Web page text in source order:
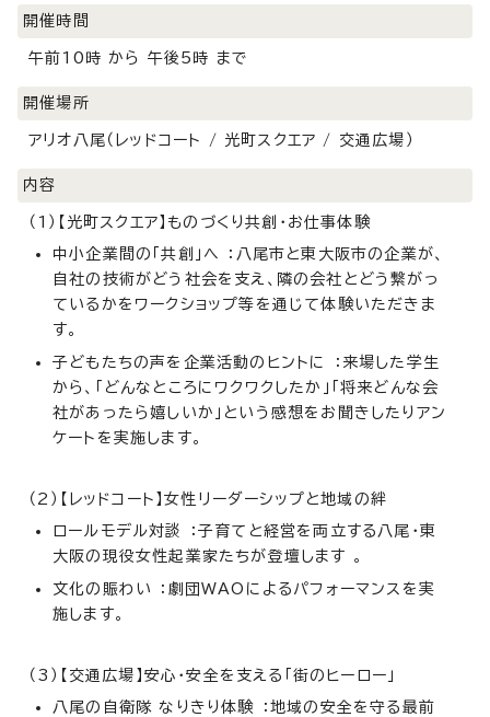
開催時間
午前10時 から 午後5時 まで
開催場所
アリオ八尾（レッドコート / 光町スクエア / 交通広場）
内容
（1）【光町スクエア】ものづくり共創・お仕事体験
中小企業間の「共創」へ ：八尾市と東大阪市の企業が、
自社の技術がどう社会を支え、隣の会社とどう繋がっ
ているかをワークショップ等を通じて体験いただきま
す。
子どもたちの声を企業活動のヒントに ：来場した学生
から、「どんなところにワクワクしたか」「将来どんな会
社があったら嬉しいか」という感想をお聞きしたりアン
ケートを実施します。
（2）【レッドコート】女性リーダーシップと地域の絆
ロールモデル対談 ：子育てと経営を両立する八尾・東
大阪の現役女性起業家たちが登壇します 。
文化の賑わい ：劇団WAOによるパフォーマンスを実
施します。
（3）【交通広場】安心・安全を支える「街のヒーロー」
八尾の自衛隊 なりきり体験 ：地域の安全を守る最前